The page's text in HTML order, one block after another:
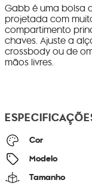
Gabb é uma bolsa
projetada com
compartimento
chaves. Ajuste a
crossbody ou de
mãos livres.
Cor
Modelo
Tamanho